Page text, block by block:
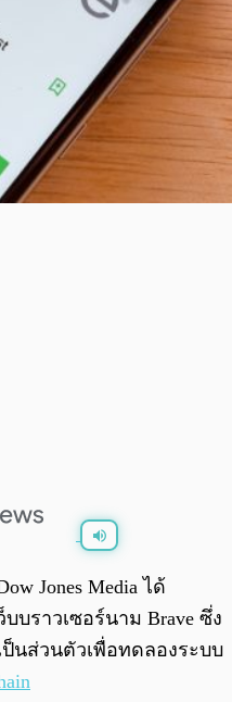
/ 0:00
Jones Media ได้
บราวเซอร์นาม Brave ซึ่ง
ป็นส่วนตัวเพื่อทดลองระบบ